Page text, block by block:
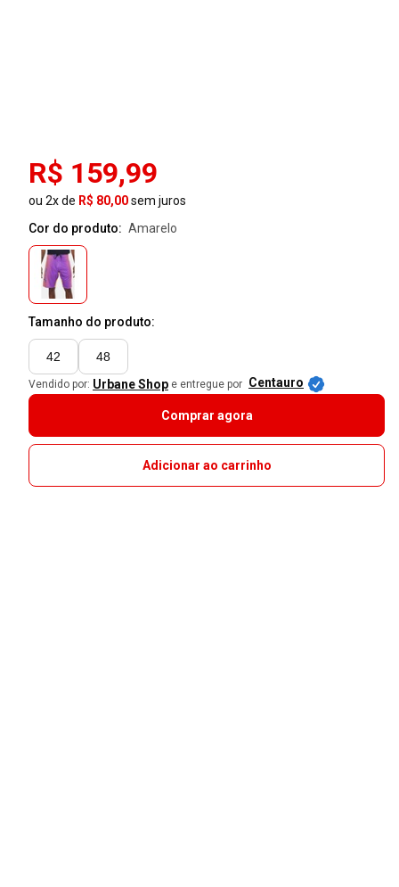
R$ 159,99
ou 2x de R$ 80,00sem juros
Cor do produto:
amarelo
Tamanho do produto:
42 48
Vendido por: Urbane Shop e entregue por Centauro
Comprar agora
Adicionar ao carrinho